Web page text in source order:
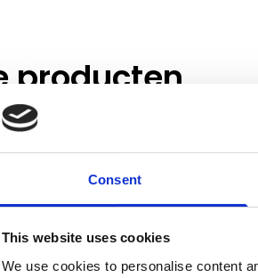
Consent
This website uses cookies
We use cookies to personalise content
producten